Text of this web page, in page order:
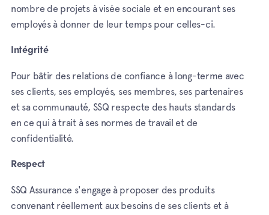
nombre de projets à visée sociale et en encourant ses
employés à donner de leur temps pour celles-ci.
Intégrité
Pour bâtir des relations de confiance à long-terme avec
ses clients, ses employés, ses membres, ses partenaires
et sa communauté, SSQ respecte des hauts standards
en ce qui à trait à ses normes de travail et de
confidentialité.
Respect
SSQ Assurance s'engage à proposer des produits
convenant réellement aux besoins de ses clients et à